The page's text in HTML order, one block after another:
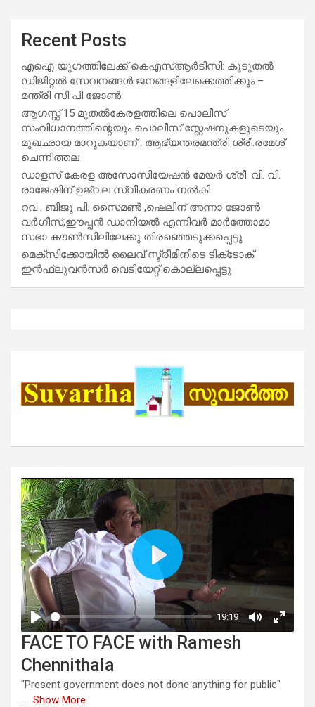
Recent Posts
എഐ യുഗത്തിലേക്ക് കെഎസ്ആർടിസി: കൂടുതൽ
ഡിജിറ്റൽ സേവനങ്ങൾ ജനങ്ങളിലേക്കെത്തിക്കും –
മന്ത്രി സി പി ജോൺ
ആഗസ്റ്റ് 15 മുതല്‍കേരളത്തിലെ പൊലീസ്
സംവിധാനത്തിന്റെയും പൊലീസ് സ്റ്റേഷനുകളുടെയും
മുഖഛായ മാറുകയാണ് : ആഭ്യന്തരമന്ത്രി ശ്രീ.രമേശ്
ചെന്നിത്തല
ഡാളസ് കേരള അസോസിയേഷൻ മേയർ ശ്രീ. വി. വി.
രാജേഷിന് ഉജ്വല സ്വീകരണം നൽകി
റവ . ബിജു പി. സൈമൺ ,ഷെലിന് അന്നാ ജോൺ
വർഗീസ്,ഈപ്പൻ ഡാനിയൽ എന്നിവർ മാർത്തോമാ
സഭാ കൗൺസിലിലേക്കു തിരഞ്ഞെടുക്കപ്പെട്ടു
മെക്സിക്കോയിൽ ലൈവ് സ്ട്രീമിനിടെ ടിക്‌ടോക്
ഇൻഫ്ലുവൻസർ വെടിയേറ്റ് കൊല്ലപ്പെട്ടു
FACE TO FACE with Ramesh
Chennithala
"Present government does not done anything for public"
... Show More